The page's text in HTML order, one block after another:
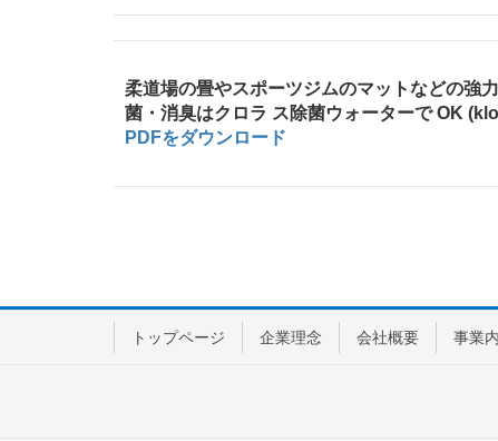
柔道場の畳やスポーツジムのマットなどの強
菌・消臭はクロラ ス除菌ウォーターで OK
PDFをダウンロード
トップページ 企業理念 会社概要 事業